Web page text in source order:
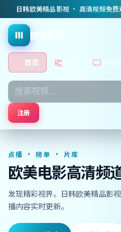
日韩欧美精品影视 · 高清视频免
欧美影视
首页 电视
注册
点播 · 榜单 · 片库
欧美电影高清频
发现精彩视界。日韩欧美精品影
播内容实时更新。